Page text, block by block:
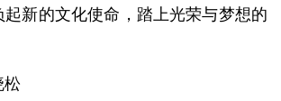
新的文化使命，踏上光荣与梦想的
松